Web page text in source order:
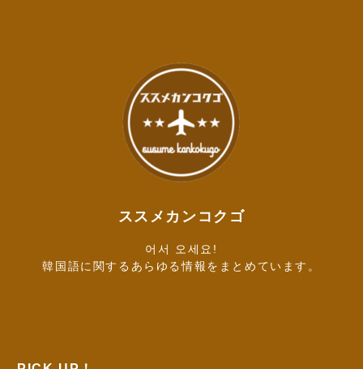
ススメカンコクゴ
어서 오세요!
韓国語に関するあらゆる情報をまとめています。